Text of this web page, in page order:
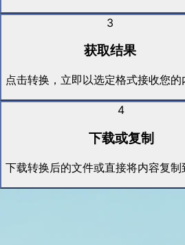
3
获取结果
点击转换，立即以选定格式接收您的
4
下载或复制
下载转换后的文件或直接将内容复制